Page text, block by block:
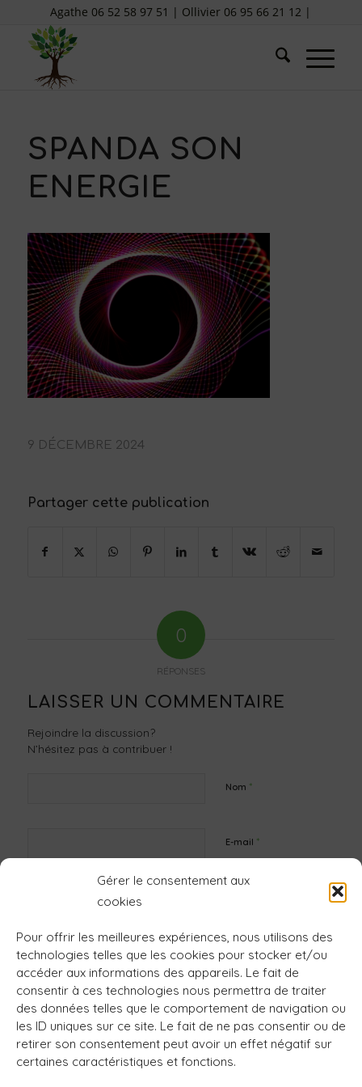
Gérer le consentement aux
cookies
Pour offrir les meilleures expériences, nous utilisons des
technologies telles que les cookies pour stocker et/ou
accéder aux informations des appareils. Le fait de
consentir à ces technologies nous permettra de traiter
des données telles que le comportement de navigation ou
les ID uniques sur ce site. Le fait de ne pas consentir ou de
retirer son consentement peut avoir un effet négatif sur
certaines caractéristiques et fonctions.
Agathe 06 52 58 97 51 | Ollivier 06 95 66 21 12 |
SPANDA SON
ENERGIE
9 DÉCEMBRE 2024
Partager cette publication
0
RÉPONSES
LAISSER UN COMMENTAIRE
Rejoindre la discussion?
N’hésitez pas à contribuer !
Nom *
E-mail *